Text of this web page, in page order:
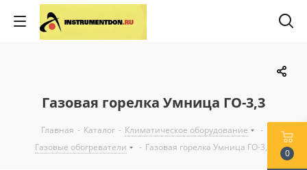
Газовая горелка Умница ГО-3,3
Главная - Каталог - Климатическое оборудование
-
Газовые обогреватели
- Газовая горелка Умница ГО-3,3
0